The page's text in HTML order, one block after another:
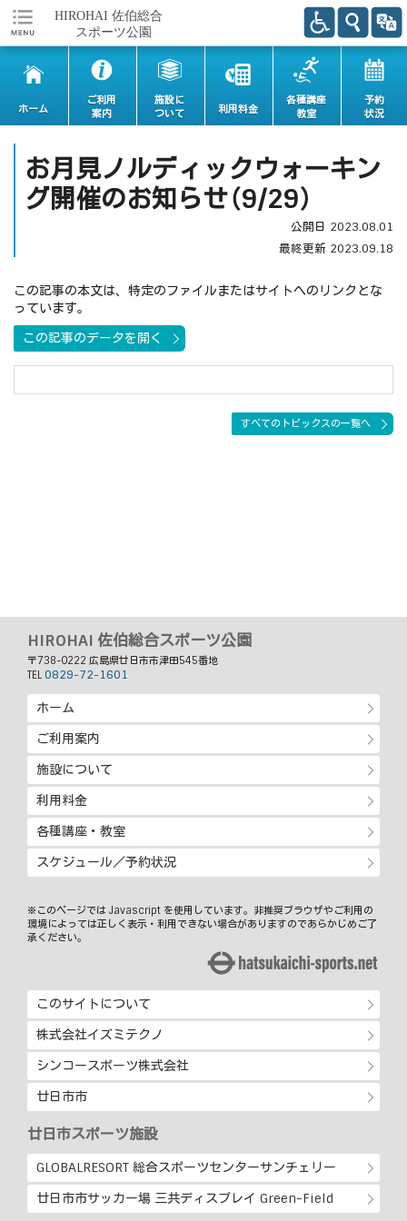
ホーム
ご利用
案内
施設に
ついて
利用料金
各種講座
教室
予約
状況
お月見ノルディックウォーキン
グ開催のお知らせ（9/29）
公開日 2023.08.01
最終更新 2023.09.18
この記事の本文は、特定のファイルまたはサイトへのリンクとな
っています。
この記事のデータを開く
すべてのトピックスの一覧へ
HIROHAI 佐伯総合スポーツ公園
〒738-0222 広島県廿日市市津田545番地
TEL 0829-72-1601
ホーム
ご利用案内
施設について
利用料金
各種講座・教室
スケジュール／予約状況
※このページでは Javascript を使用しています。非推奨ブラウザやご利用の
環境によっては正しく表示・利用できない場合がありますのであらかじめご了
承ください。
このサイトについて
株式会社イズミテクノ
シンコースポーツ株式会社
廿日市市
廿日市スポーツ施設
GLOBALRESORT 総合スポーツセンターサンチェリー
廿日市市サッカー場 三共ディスプレイ Green-Field